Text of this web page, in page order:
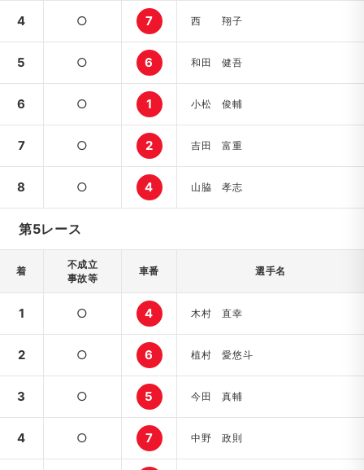
4 ○ 7 西 翔子
5 ○ 6 和田 健吾
6 ○ 1 小松 俊輔
7 ○ 2 吉田 富重
8 ○ 4 山脇 孝志
第5レース
着
不成立
事故等
車番 選手名
1 ○ 4 木村 直幸
2 ○ 6 植村 愛悠斗
3 ○ 5 今田 真輔
4 ○ 7 中野 政則